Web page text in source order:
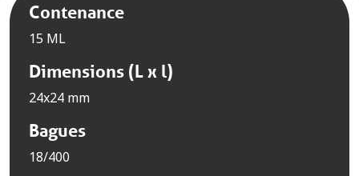
Contenance
15 ML
Dimensions (L x l)
24x24 mm
Bagues
18/400